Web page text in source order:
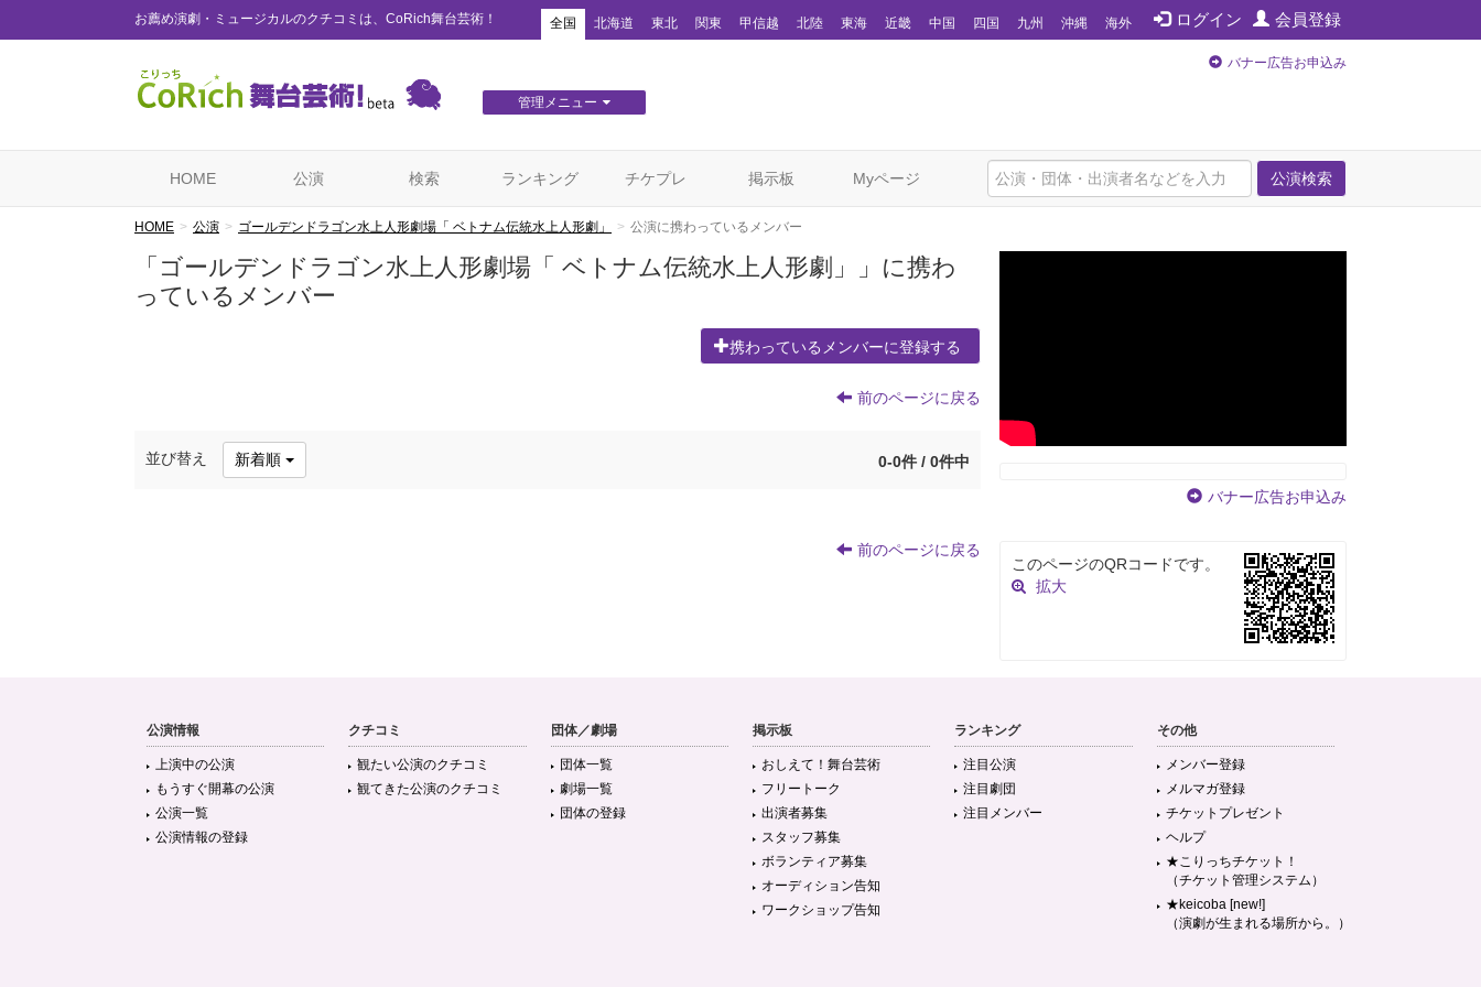
お薦め演劇・ミュージカルのクチコミは、CoRich舞台芸術！ ログイン 会員登録
全国 北海道 東北 関東 甲信越 北陸 東海 近畿 中国 四国 九州 沖縄 海外
管理メニュー
バナー広告お申込み
公演検索
HOME 公演 検索 ランキング チケプレ 掲示板 Myページ
HOME 公演 ゴールデンドラゴン水上人形劇場「 ベトナム伝統水上人形劇」 公演に携わっているメンバー
「ゴールデンドラゴン水上人形劇場「 ベトナム伝統水上人形劇」」に携わ
っているメンバー
携わっているメンバーに登録する
前のページに戻る
並び替え 新着順 0-0件 / 0件中
前のページに戻る
バナー広告お申込み
このページのQRコードです。
拡大
公演情報
上演中の公演
もうすぐ開幕の公演
公演一覧
公演情報の登録
クチコミ
観たい公演のクチコミ
観てきた公演のクチコミ
団体／劇場
団体一覧
劇場一覧
団体の登録
掲示板
おしえて！舞台芸術
フリートーク
出演者募集
スタッフ募集
ボランティア募集
オーディション告知
ワークショップ告知
ランキング
注目公演
注目劇団
注目メンバー
その他
メンバー登録
メルマガ登録
チケットプレゼント
ヘルプ
★こりっちチケット！
（チケット管理システム）
★keicoba [new!]
（演劇が生まれる場所から。）